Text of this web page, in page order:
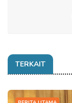
TERKAIT